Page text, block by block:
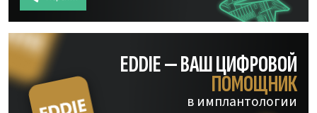
EDDIE — ВАШ ЦИФРОВОЙ
ПОМОЩНИК
в имплантологии